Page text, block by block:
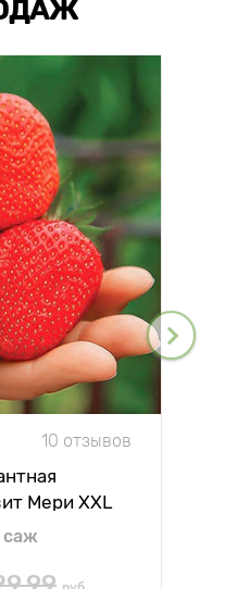
10 отзывов
Мери XXL
саж